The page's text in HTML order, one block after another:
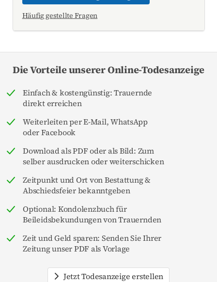
Häufig gestellte Fragen
Die Vorteile unserer Online-Todesanzeige
Einfach & kostengünstig: Trauernde
direkt erreichen
Weiterleiten per E-Mail, WhatsApp
oder Facebook
Download als PDF oder als Bild: Zum
selber ausdrucken oder weiterschicken
Zeitpunkt und Ort von Bestattung &
Abschiedsfeier bekanntgeben
Optional: Kondolenzbuch für
Beileidsbekundungen von Trauernden
Zeit und Geld sparen: Senden Sie Ihrer
Zeitung unser PDF als Vorlage
Jetzt Todesanzeige erstellen